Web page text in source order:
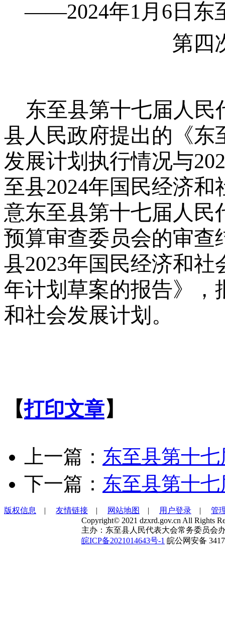
——2024年1 月 6 日东
第四
东至县第十七届人
县人民政府提出的《东
发展计划执行情况与202
至县2024年国民经济和
意东至县第十七届人民
预算审查委员会的审查
县2023年国民经济和社
年计划草案的报告》，
和社会发展计划。
【打印文章】
上一篇： 东至县第十
下一篇： 东至县第十
版权信息 | 友情链接 | 网站地图 | 用户登录 | 管
Copyright© 2021 dzxrd.gov.cn All Rights
主办：东至县人民代表大会常务委员会
皖ICP备2021014643号-1 皖公网安备